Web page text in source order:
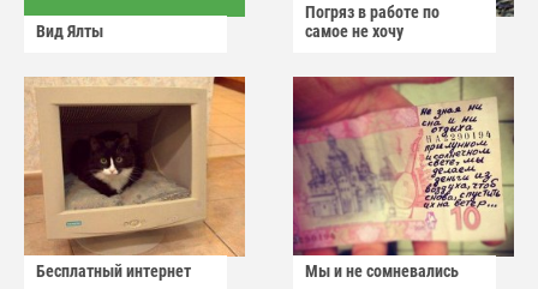
Вид Ялты
Погряз в работе по
самое не хочу
Бесплатный интернет Мы и не сомневались